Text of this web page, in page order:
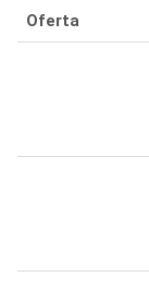
Oferta